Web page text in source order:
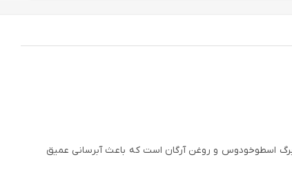
برگ اسطوخودوس و روغن آرگان است که باعث آبرسانی عمیق